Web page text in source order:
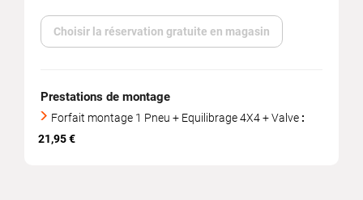
Choisir la réservation gratuite en magasin
Prestations de montage
Forfait montage 1 Pneu + Equilibrage 4X4 + Valve :
21,95 €